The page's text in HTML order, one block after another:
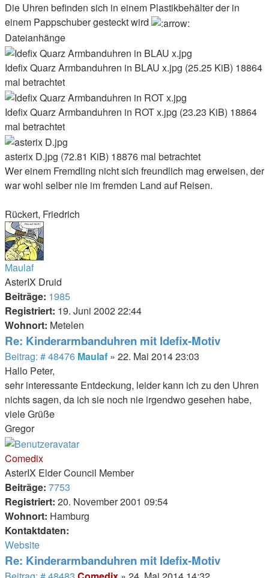
Die Uhren befinden sich in einem Plastikbehälter der in
einem Pappschuber gesteckt wird
Dateianhänge
Idefix Quarz Armbanduhren in BLAU x.jpg (25.25 KiB) 18864
mal betrachtet
Idefix Quarz Armbanduhren in ROT x.jpg (23.23 KiB) 18864
mal betrachtet
asterix D.jpg (72.81 KiB) 18876 mal betrachtet
Wer einem Fremdling nicht sich freundlich mag erweisen, der
war wohl selber nie im fremden Land auf Reisen.
Rückert, Friedrich
Nach
oben
Maulaf
AsterIX Druid
Beiträge: 1985
Registriert: 19. Juni 2002 22:44
Wohnort: Metelen
Re: Kinderarmbanduhren mit Idefix-Motiv
Beitrag: # 48476Beitrag
Maulaf » 22. Mai 2014 23:03
Hallo Peter,
sehr interessante Entdeckung, leider kann ich zu den Uhren
nichts sagen, da ich sie noch nie irgendwo gesehen habe,
viele Grüße
Gregor
Nach
oben
Comedix
AsterIX Elder Council Member
Beiträge: 7753
Registriert: 20. November 2001 09:54
Wohnort: Hamburg
Kontaktdaten:
Kontaktdaten
von
Comedix
Website
Re: Kinderarmbanduhren mit Idefix-Motiv
Beitrag